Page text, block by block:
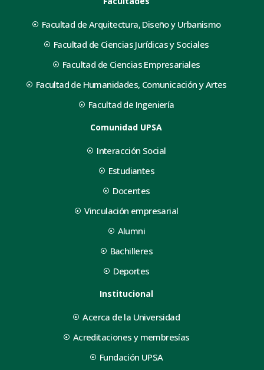
Facultad de Arquitectura, Diseño y Urbanismo
Facultad de Ciencias Jurídicas y Sociales
Facultad de Ciencias Empresariales
Facultad de Humanidades, Comunicación y Artes
Facultad de Ingeniería
Comunidad UPSA
Interacción Social
Estudiantes
Docentes
Vinculación empresarial
Alumni
Bachilleres
Deportes
Institucional
Acerca de la Universidad
Acreditaciones y membresías
Fundación UPSA